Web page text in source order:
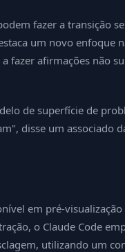
fazer a transição
um novo enfoque
fazer afirmações não
de superfície de
disse um associado
em pré-
o Claude Code
utilizando um